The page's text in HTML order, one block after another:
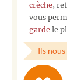
crèche,
vous
garde le
Ils